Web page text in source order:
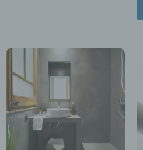
Dieses
mehrere
Varianten
Optionen